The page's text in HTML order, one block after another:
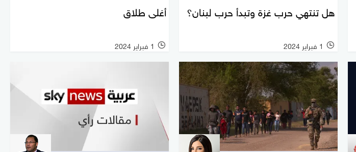
هل تنتهي حرب غزة وتبدأ حرب لبنان؟
1 فبراير 2024
أغلى طلاق
1 فبراير 2024